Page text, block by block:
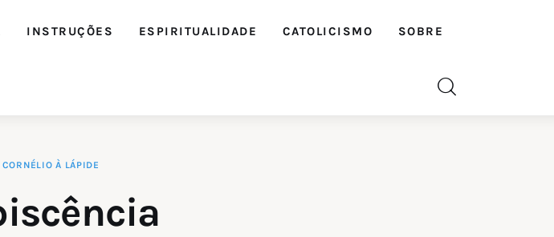
INSTRUÇÕES ESPIRITUALIDADE CATOLICISMO SOBRE
À LÁPIDE